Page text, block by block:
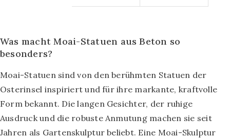
Was macht Moai-Statuen aus Beton so
besonders?
Moai-Statuen sind von den berühmten Statuen der
Osterinsel inspiriert und für ihre markante, kraftvolle
Form bekannt. Die langen Gesichter, der ruhige
Ausdruck und die robuste Anmutung machen sie seit
Jahren als Gartenskulptur beliebt. Eine Moai-Skulptur